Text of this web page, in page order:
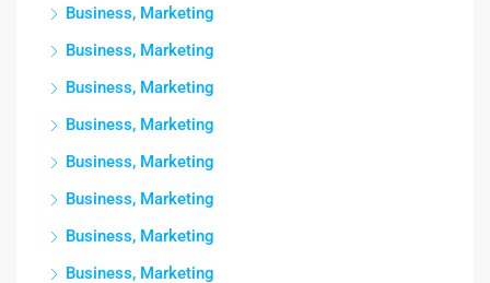
Business, Marketing
Business, Marketing
Business, Marketing
Business, Marketing
Business, Marketing
Business, Marketing
Business, Marketing
Business, Marketing